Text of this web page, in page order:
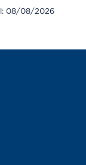
08/08/2026